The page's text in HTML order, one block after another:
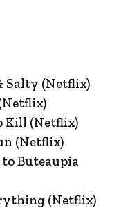
Salty (Netflix)
Kill (Netflix)
(Netflix)
to Buteaupia
(Netflix)